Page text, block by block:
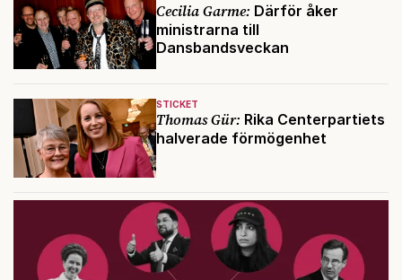
Cecilia Garme: Därför åker
ministrarna till
Dansbandsveckan
STICKET
Thomas Gür: Rika Centerpartiets
halverade förmögenhet